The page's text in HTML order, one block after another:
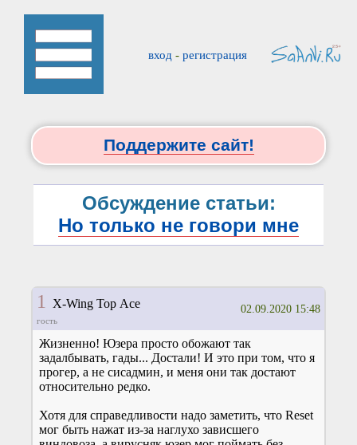
вход - регистрация
Поддержите сайт!
Обсуждение статьи:
Но только не говори мне
1 X-Wing Top Ace
гость
02.09.2020 15:48
Жизненно! Юзера просто обожают так
задалбывать, гады... Достали! И это при том, что я
прогер, а не сисадмин, и меня они так достают
относительно редко.
Хотя для справедливости надо заметить, что Reset
мог быть нажат из-за наглухо зависшего